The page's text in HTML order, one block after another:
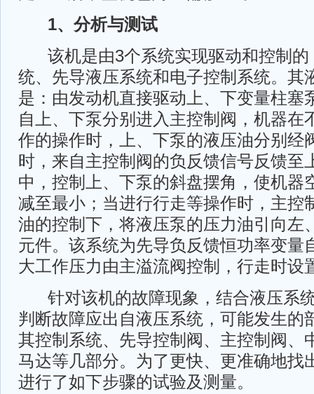
1、分析与测试
该机是由3个系统实现驱动和控制的
统、先导液压系统和电子控制系统。其
是：由发动机直接驱动上、下变量柱塞
自上、下泵分别进入主控制阀，机器在
作的操作时，上、下泵的液压油分别经
时，来自主控制阀的负反馈信号反馈至
中，控制上、下泵的斜盘摆角，使机器
减至最小；当进行行走等操作时，主控
油的控制下，将液压泵的压力油引向左
元件。该系统为先导负反馈恒功率变量
大工作压力由主溢流阀控制，行走时设
针对该机的故障现象，结合液压系
判断故障应出自液压系统，可能发生的
其控制系统、先导控制阀、主控制阀、
马达等几部分。为了更快、更准确地找
进行了如下步骤的试验及测量。